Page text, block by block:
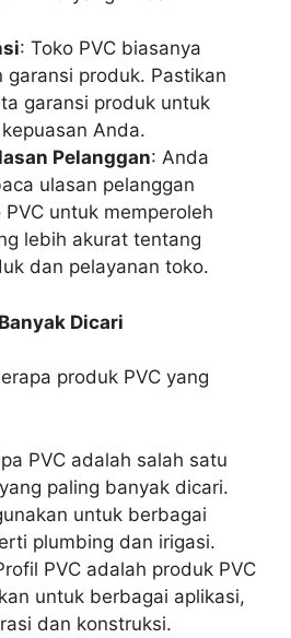
: Toko PVC biasanya
garansi produk. Pastikan
garansi produk untuk
Anda.
Pelanggan: Anda
ulasan pelanggan
untuk memperoleh
lebih akurat tentang
dan pelayanan toko.
Dicari
produk PVC yang
PVC adalah salah satu
paling banyak dicari.
untuk berbagai
plumbing dan irigasi.
PVC adalah produk PVC
untuk berbagai aplikasi,
dan konstruksi.